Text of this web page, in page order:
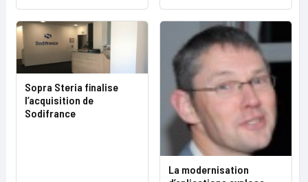
Sopra Steria finalise
l’acquisition de
Sodifrance
La modernisation